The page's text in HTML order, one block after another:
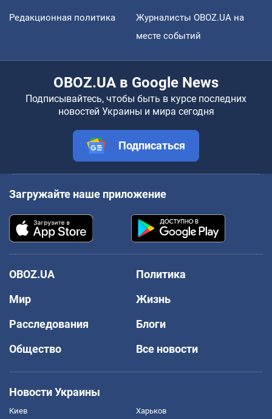
Редакционная политика
Журналисты OBOZ.UA на
месте событий
OBOZ.UA в Google News
Подписывайтесь, чтобы быть в курсе последних
новостей Украины и мира сегодня
Подписаться
Загружайте наше приложение
OBOZ.UA
Политика
Мир
Жизнь
Расследования
Блоги
Общество
Все новости
Новости Украины
Киев Харьков